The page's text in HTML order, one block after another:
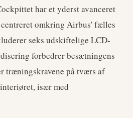
har et yderst avanceret
omkring Airbus' fælles
seks udskiftelige LCD-
forbedrer besætningens
træningskravene på tværs af
især med